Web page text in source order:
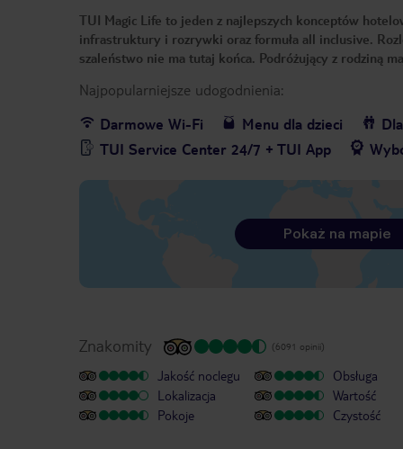
TUI Magic Life to jeden z najlepszych konceptów
infrastruktury i rozrywki oraz formuła all inclusive.
szaleństwo nie ma tutaj końca. Podróżujący z rodziną
Najpopularniejsze udogodnienia:
Darmowe Wi-Fi
Menu dla dzieci
TUI Service Center 24/7 + TUI App
Pokaż na mapie
Znakomity (6091 opinii)
Jakość noclegu
Lokalizacja
Pokoje
Obsługa
Wartość
Czystość